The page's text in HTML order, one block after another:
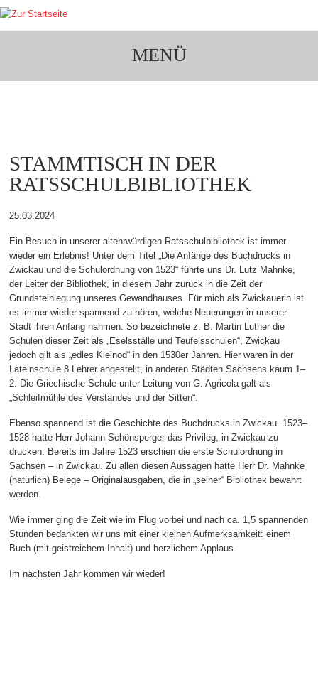
MENÜ
STAMMTISCH IN DER
RATSSCHULBIBLIOTHEK
25.03.2024
Ein Besuch in unserer altehrwürdigen Ratsschulbibliothek ist immer
wieder ein Erlebnis! Unter dem Titel „Die Anfänge des Buchdrucks in
Zwickau und die Schulordnung von 1523“ führte uns Dr. Lutz Mahnke,
der Leiter der Bibliothek, in diesem Jahr zurück in die Zeit der
Grundsteinlegung unseres Gewandhauses. Für mich als Zwickauerin ist
es immer wieder spannend zu hören, welche Neuerungen in unserer
Stadt ihren Anfang nahmen. So bezeichnete z. B. Martin Luther die
Schulen dieser Zeit als „Eselsställe und Teufelsschulen“, Zwickau
jedoch gilt als „edles Kleinod“ in den 1530er Jahren. Hier waren in der
Lateinschule 8 Lehrer angestellt, in anderen Städten Sachsens kaum 1–
2. Die Griechische Schule unter Leitung von G. Agricola galt als
„Schleifmühle des Verstandes und der Sitten“.
Ebenso spannend ist die Geschichte des Buchdrucks in Zwickau. 1523–
1528 hatte Herr Johann Schönsperger das Privileg, in Zwickau zu
drucken. Bereits im Jahre 1523 erschien die erste Schulordnung in
Sachsen – in Zwickau. Zu allen diesen Aussagen hatte Herr Dr. Mahnke
(natürlich) Belege – Originalausgaben, die in „seiner“ Bibliothek bewahrt
werden.
Wie immer ging die Zeit wie im Flug vorbei und nach ca. 1,5 spannenden
Stunden bedankten wir uns mit einer kleinen Aufmerksamkeit: einem
Buch (mit geistreichem Inhalt) und herzlichem Applaus.
Im nächsten Jahr kommen wir wieder!